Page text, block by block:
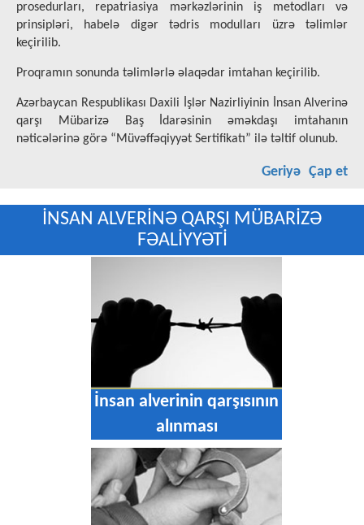
prosedurları, repatriasiya mərkəzlərinin iş metodları və
prinsipləri, habelə digər tədris modulları üzrə təlimlər
keçirilib.
Proqramın sonunda təlimlərlə əlaqədar imtahan keçirilib.
Azərbaycan Respublikası Daxili İşlər Nazirliyinin İnsan Alverinə
qarşı Mübarizə Baş İdarəsinin əməkdaşı imtahanın
nəticələrinə görə “Müvəffəqiyyət Sertifikatı” ilə təltif olunub.
Çap et
Geriyə
İNSAN ALVERİNƏ QARŞI MÜBARİZƏ
FƏALİYYƏTİ
alverinin qarşısının